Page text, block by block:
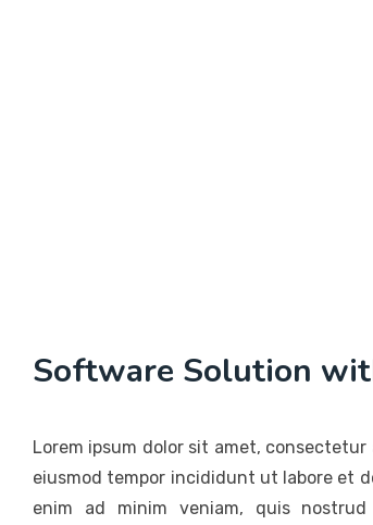
Software Solution
Lorem ipsum dolor sit amet,
eiusmod tempor incididunt ut labore et
enim ad minim veniam, quis